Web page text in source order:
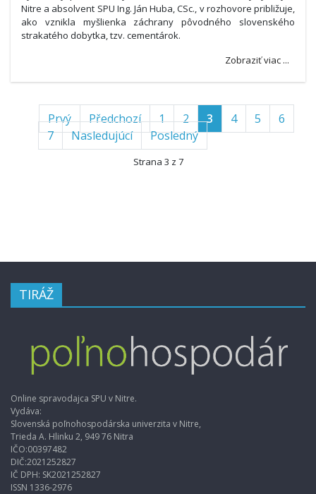
Nitre a absolvent SPU Ing. Ján Huba, CSc., v rozhovore približuje,
ako vznikla myšlienka záchrany pôvodného slovenského
strakatého dobytka, tzv. cementárok.
Zobraziť viac ...
Strana 3 z 7
Prvý Předchozí 1 2 3 4 5
6
7
Nasledujúcí Posledný
TIRÁŽ
Online spravodajca SPU v Nitre.
Vydáva:
Slovenská poľnohospodárska univerzita v Nitre,
Trieda A. Hlinku 2, 949 76 Nitra
IČO:00397482
DIČ:2021252827
IČ DPH: SK2021252827
ISSN 1336-2976